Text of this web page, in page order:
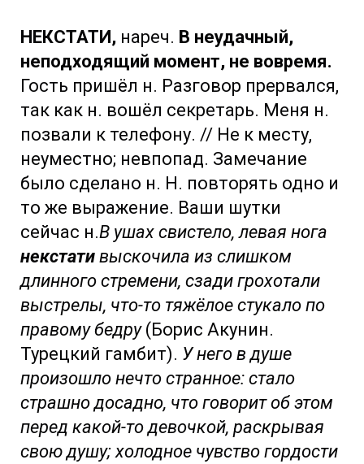
НЕКСТАТИ, нареч. В неудачный,
неподходящий момент, не вовремя.
Гость пришёл н. Разговор прервался,
так как н. вошёл секретарь. Меня н.
позвали к телефону. // Не к месту,
неуместно; невпопад. Замечание
было сделано н. Н. повторять одно и
то же выражение. Ваши шутки
сейчас н.В ушах свистело, левая нога
некстати выскочила из слишком
длинного стремени, сзади грохотали
выстрелы, что-то тяжёлое стукало по
правому бедру(Борис Акунин.
Турецкий гамбит). У него в душе
произошло нечто странное: стало
страшно досадно, что говорит об этом
перед какой-то девочкой, раскрывая
свою душу; холодное чувство гордости